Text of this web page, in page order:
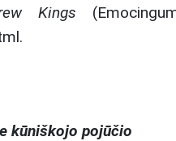
Kings
kūniškojo pojūčio